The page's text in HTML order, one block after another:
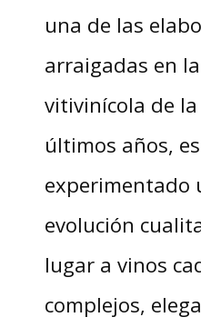
una de las
arraigadas en
vitivinícola de la
últimos años,
experimentado
evolución
lugar a vinos
complejos,